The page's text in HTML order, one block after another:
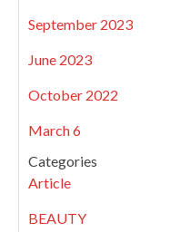
September 2023
June 2023
October 2022
March 6
Categories
Article
BEAUTY